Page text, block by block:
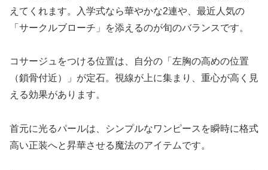
えてくれます。入学式なら華やかな2連や、最近人気の
「サークルブローチ」を添えるのが旬のバランスです。
コサージュをつける位置は、自分の「左胸の高めの位置
（鎖骨付近）」が定石。視線が上に集まり、重心が高く見
える効果があります。
首元に光るパールは、シンプルなワンピースを瞬時に格式
高い正装へと昇華させる魔法のアイテムです。